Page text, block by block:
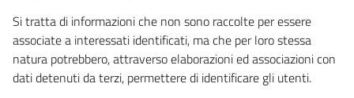
Si tratta di informazioni che non sono raccolte per essere
associate a interessati identificati, ma che per loro stessa
natura potrebbero, attraverso elaborazioni ed associazioni con
dati detenuti da terzi, permettere di identificare gli utenti.